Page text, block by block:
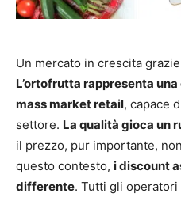
Un mercato in crescita
L’ortofrutta rappresenta
mass market retail, capace
settore. La qualità gioca un
il prezzo, pur importante,
questo contesto, i discount
differente. Tutti gli